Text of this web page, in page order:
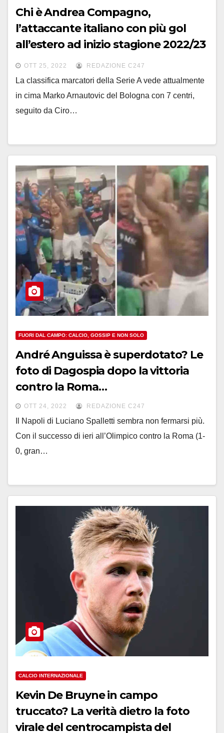
Chi è Andrea Compagno,
l’attaccante italiano con più gol
all’estero ad inizio stagione 2022/23
(in Romania)?
OTT 25, 2022 REDAZIONE C247
La classifica marcatori della Serie A vede attualmente
in cima Marko Arnautovic del Bologna con 7 centri,
seguito da Ciro…
FUORI DAL CAMPO: CALCIO, GOSSIP E NON SOLO
André Anguissa è superdotato? Le
foto di Dagospia dopo la vittoria
contro la Roma…
OTT 24, 2022 REDAZIONE C247
Il Napoli di Luciano Spalletti sembra non fermarsi più.
Con il successo di ieri all’Olimpico contro la Roma (1-
0, gran…
CALCIO INTERNAZIONALE
Kevin De Bruyne in campo
truccato? La verità dietro la foto
virale del centrocampista del